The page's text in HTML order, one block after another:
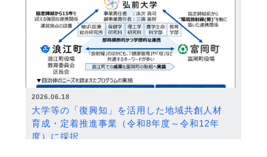
2026.06.18
大学等の「復興知」を活用した地域共創人材
育成・定着推進事業（令和8年度～令和12年
度）に採択